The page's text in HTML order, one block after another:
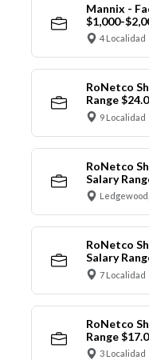
Mannix -
$1,000-
4 Localidad
RoNetco
Range
9 Localidad
RoNetco
Salary
RoNetco
Salary
7 Localidad
RoNetco
Range
3 Localidad